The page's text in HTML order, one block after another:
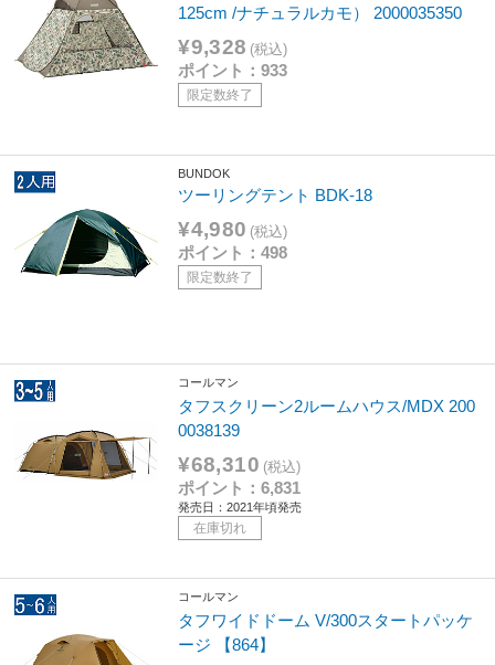
125cm /ナチュラルカモ） 2000035350
¥9,328 (税込)
ポイント：933
限定数終了
BUNDOK
ツーリングテント BDK-18
¥4,980 (税込)
ポイント：498
限定数終了
コールマン
タフスクリーン2ルームハウス/MDX 200
0038139
¥68,310 (税込)
ポイント：6,831
発売日：2021年頃発売
在庫切れ
コールマン
タフワイドドーム V/300スタートパッケ
ージ 【864】